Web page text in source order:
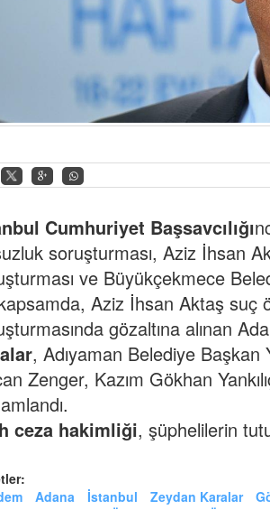
Cumhuriyet Başsavcılığı
soruşturması, Aziz İhsan
ve Büyükçekmece
Aziz İhsan Aktaş suç
gözaltına alınan
, Adıyaman Belediye Başkan
Zenger, Kazım Gökhan
ceza hakimliği, şüphelilerin
Adana İstanbul Zeydan Karalar